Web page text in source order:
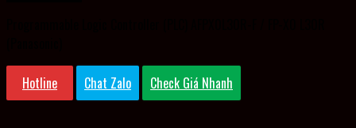
Hotline Chat Zalo Check Giá Nhanh